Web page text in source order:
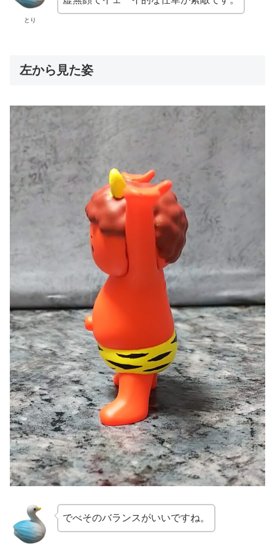
とり
左から見た姿
でべそのバランスがいいですね。